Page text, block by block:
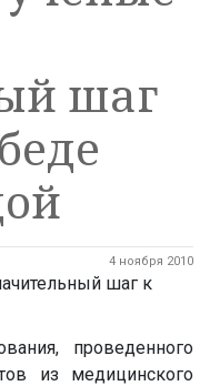
шаг
4 ноября 2010
проведенного
из медицинского